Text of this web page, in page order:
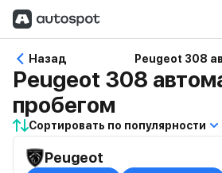
Назад Peugeot 308
Peugeot 308
пробегом
Сортировать по популярности
Peugeot